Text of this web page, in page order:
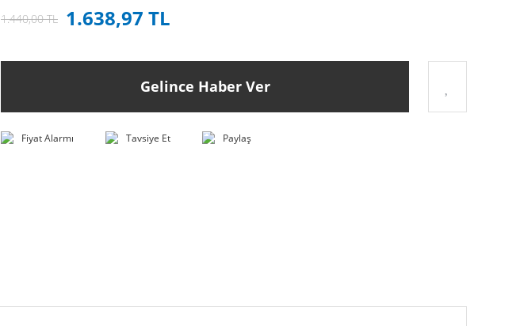
1.440,00 TL 1.638,97 TL
Gelince Haber Ver
Fiyat Alarmı Tavsiye Et Paylaş